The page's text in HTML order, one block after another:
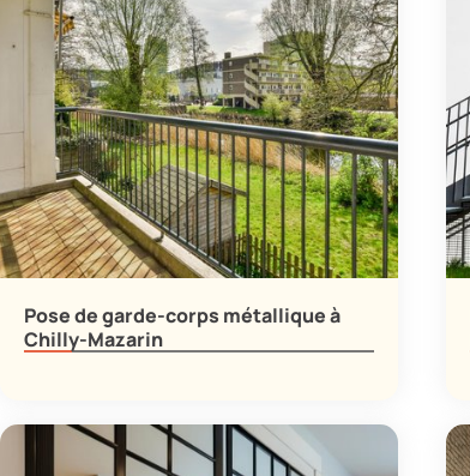
Pose de garde-corps métallique à
Chilly-Mazarin